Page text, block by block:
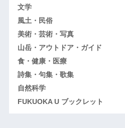
文学
風土・民俗
美術・芸術・写真
山岳・アウトドア・ガイド
食・健康・医療
詩集・句集・歌集
自然科学
FUKUOKA U ブックレット